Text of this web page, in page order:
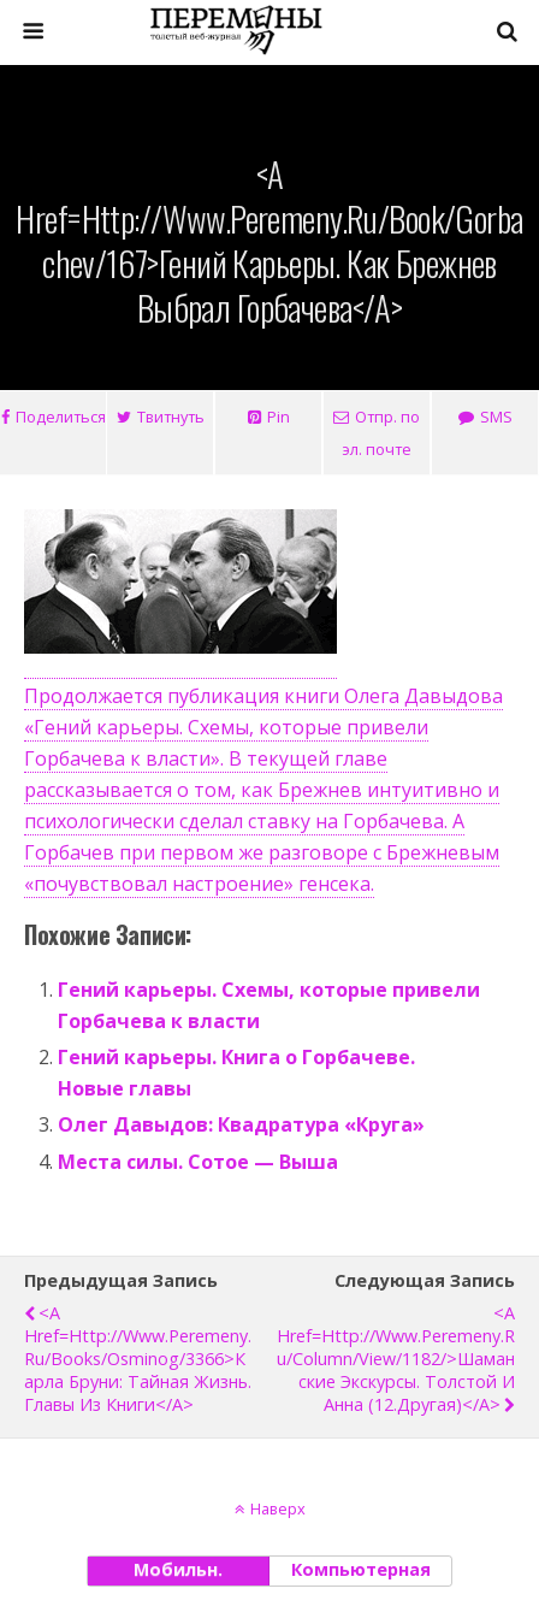
<a
Href=http://www.peremeny.ru/book/gorba
Chev/167>Гений Карьеры. Как Брежнев
Выбрал Горбачева</a>
Поделиться Твитнуть Pin
Отпр. по
эл. почте
SMS
Продолжается публикация книги Олега Давыдова
«Гений карьеры. Схемы, которые привели
Горбачева к власти». В текущей главе
рассказывается о том, как Брежнев интуитивно и
психологически сделал ставку на Горбачева. А
Горбачев при первом же разговоре с Брежневым
«почувствовал настроение» генсека.
Похожие Записи:
Гений карьеры. Схемы, которые привели
Горбачева к власти
Гений карьеры. Книга о Горбачеве.
Новые главы
Олег Давыдов: Квадратура «Круга»
Места силы. Сотое — Выша
Предыдущая Запись
<a
Href=http://www.peremeny.
Ru/books/osminog/3366>К
Арла Бруни: Тайная Жизнь.
Главы Из Книги</a>
Следующая Запись
<a
Href=http://www.peremeny.r
U/column/view/1182/>Шаман
Ские Экскурсы. Толстой И
Анна (12.Другая)</a>
Наверх
Мобильн. Компьютерная